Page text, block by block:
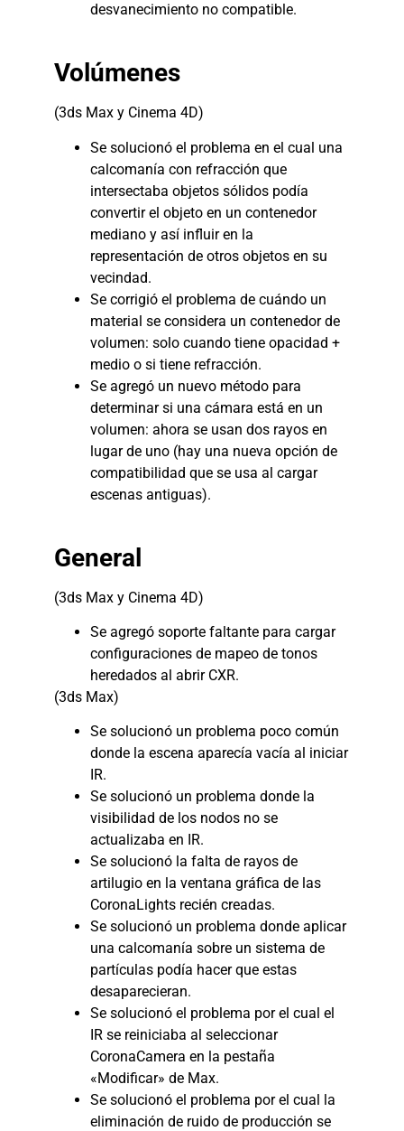
desvanecimiento no compatible.
Volúmenes
(3ds Max y Cinema 4D)
Se solucionó el problema en el cual una
calcomanía con refracción que
intersectaba objetos sólidos podía
convertir el objeto en un contenedor
mediano y así influir en la
representación de otros objetos en su
vecindad.
Se corrigió el problema de cuándo un
material se considera un contenedor de
volumen: solo cuando tiene opacidad +
medio o si tiene refracción.
Se agregó un nuevo método para
determinar si una cámara está en un
volumen: ahora se usan dos rayos en
lugar de uno (hay una nueva opción de
compatibilidad que se usa al cargar
escenas antiguas).
General
(3ds Max y Cinema 4D)
Se agregó soporte faltante para cargar
configuraciones de mapeo de tonos
heredados al abrir CXR.
(3ds Max)
Se solucionó un problema poco común
donde la escena aparecía vacía al iniciar
IR.
Se solucionó un problema donde la
visibilidad de los nodos no se
actualizaba en IR.
Se solucionó la falta de rayos de
artilugio en la ventana gráfica de las
CoronaLights recién creadas.
Se solucionó un problema donde aplicar
una calcomanía sobre un sistema de
partículas podía hacer que estas
desaparecieran.
Se solucionó el problema por el cual el
IR se reiniciaba al seleccionar
CoronaCamera en la pestaña
«Modificar» de Max.
Se solucionó el problema por el cual la
eliminación de ruido de producción se